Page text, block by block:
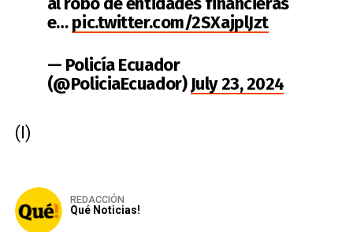
e…pic.twitter.com/2SXajplJzt
— Policía Ecuador
(@PoliciaEcuador)July 23, 2024
(I)
REDACCIÓN
Qué Noticias!